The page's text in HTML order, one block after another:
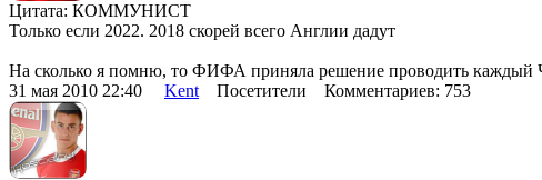
Цитата: КОММУНИСТ
Только если 2022. 2018 скорей всего Англии дадут
На сколько я помню, то ФИФА приняла решение проводить каждый
31 мая 2010 22:40 Kent Посетители Комментариев: 753